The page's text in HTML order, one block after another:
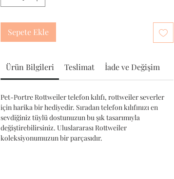
Sepete Ekle
Ürün Bilgileri Teslimat İade ve Değişim
Pet-Portre Rottweiler telefon kılıfı, rottweiler severler
için harika bir hediyedir. Sıradan telefon kılıfınızı en
sevdiğiniz tüylü dostunuzun bu şık tasarımıyla
değiştirebilirsiniz. Uluslararası Rottweiler
koleksiyonumuzun bir parçasıdır.